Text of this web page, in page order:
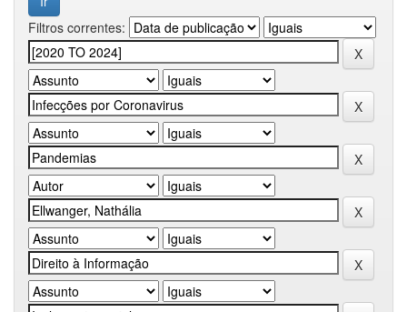
Filtros correntes: